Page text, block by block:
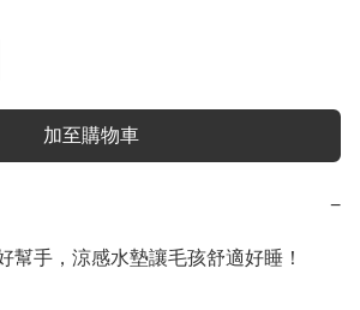
加至購物車
−
幫手，涼感水墊讓毛孩舒適好睡！